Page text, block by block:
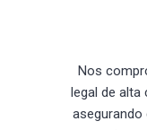
Nos
legal de alta